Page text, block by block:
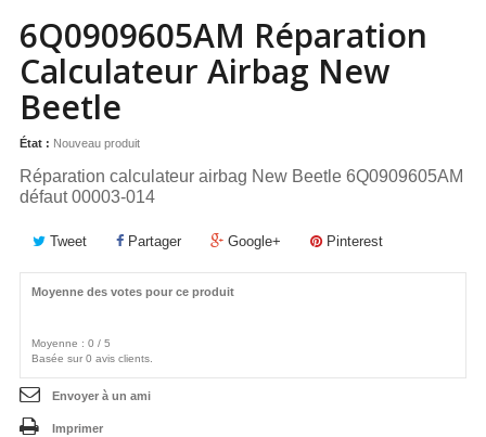
6Q0909605AM Réparation
Calculateur Airbag New
Beetle
État : Nouveau produit
Réparation calculateur airbag New Beetle 6Q0909605AM
défaut 00003-014
Tweet Partager Google+ Pinterest
Moyenne des votes pour ce produit
Moyenne : 0 / 5
Basée sur 0 avis clients.
Envoyer à un ami
Imprimer